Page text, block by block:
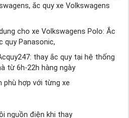
ắc quy xe Volkswagens
cho xe Volkswagens Polo: Ắc
quy Panasonic,
thay ắc quy tại hệ thống
từ 6h-22h hàng ngày
phù hợp với từng xe
nguồn điện khi thay